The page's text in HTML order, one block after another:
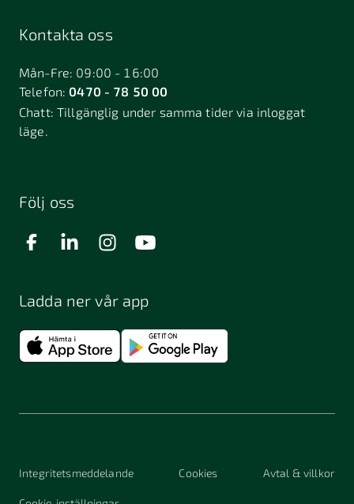
Kontakta oss
Mån-Fre: 09:00 - 16:00
Telefon:0470 - 78 50 00
Chatt:Tillgänglig under samma tider via inloggat
läge.
Följ oss
Ladda ner vår app
Integritetsmeddelande Cookies Avtal & villkor